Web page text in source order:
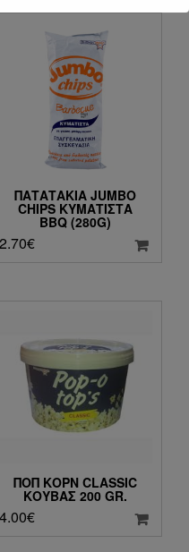
ΠΑΤΑΤΆΚΙΑ JUMBO
CHIPS ΚΥΜΑΤΙΣΤΆ
BBQ (280G)
2.70€
ΠΟΠ ΚΟΡΝ CLASSIC
ΚΟΥΒΆΣ 200 GR.
4.00€